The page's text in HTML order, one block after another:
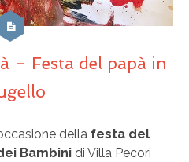
– Festa del papà in
della festa del
Bambini di Villa Pecori